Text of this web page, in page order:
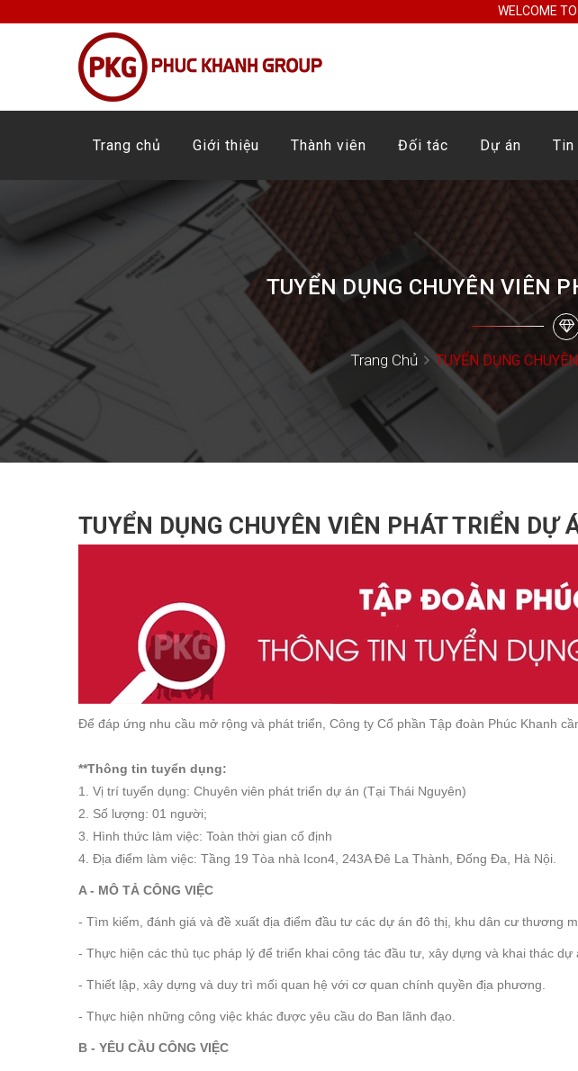
WELCOME
Trang chủ Giới thiệu Thành viên Đối tác Dự án
TUYỂN DỤNG CHUYÊN VIÊN
Trang Chủ TUYỂN DỤNG
TUYỂN DỤNG CHUYÊN VIÊN PHÁT TRIỂN DỰ
Để đáp ứng nhu cầu mở rộng và phát triển, Công ty Cổ phần Tập đoàn Phúc Khanh
**Thông tin tuyển dụng:
1. Vị trí tuyển dụng: Chuyên viên phát triển dự án (Tại Thái Nguyên)
2. Số lượng: 01 người;
3. Hình thức làm việc: Toàn thời gian cố định
4. Địa điểm làm việc: Tầng 19 Tòa nhà Icon4, 243A Đê La Thành, Đống Đa, Hà Nội.
A - MÔ TẢ CÔNG VIỆC
- Tìm kiếm, đánh giá và đề xuất địa điểm đầu tư các dự án đô thị, khu dân cư thương
- Thực hiện các thủ tục pháp lý để triển khai công tác đầu tư, xây dựng và khai thác dự
- Thiết lập, xây dựng và duy trì mối quan hệ với cơ quan chính quyền địa phương.
- Thực hiện những công việc khác được yêu cầu do Ban lãnh đạo.
B - YÊU CẦU CÔNG VIỆC